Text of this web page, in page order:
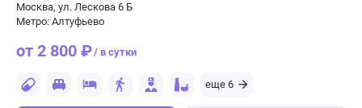
Москва, ул. Лескова 6 Б
Метро: Алтуфьево
от 2 800 ₽/ в сутки
еще 6